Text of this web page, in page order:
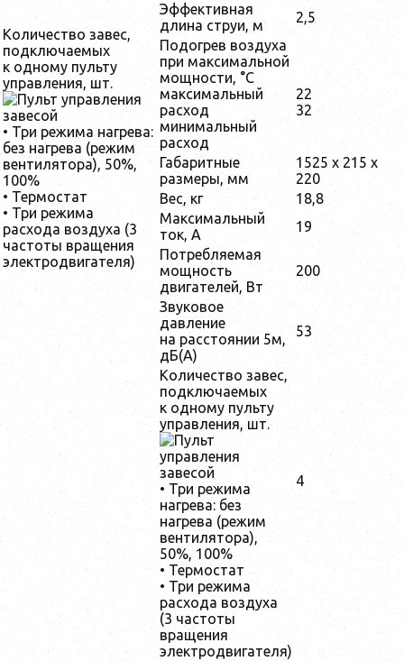
Количество завес,
подключаемых
к одному пульту
управления, шт.
• Три режима нагрева:
без нагрева (режим
вентилятора), 50%,
100%
• Термостат
• Три режима
расхода воздуха (3
частоты вращения
электродвигателя)
Эффективная
длина струи, м
2,5
Подогрев воздуха
при максимальной
мощности, °С
максимальный
расход
минимальный
расход
22
32
Габаритные
размеры, мм
1525 x 215 x
220
Вес, кг
18,8
Максимальный
ток, А
19
Потребляемая
мощность
двигателей, Вт
200
Звуковое
давление
на расстоянии 5м,
дБ(А)
53
Количество завес,
подключаемых
к одному пульту
управления, шт.
• Три режима
нагрева: без
нагрева (режим
вентилятора),
50%, 100%
• Термостат
• Три режима
расхода воздуха
(3 частоты
вращения
электродвигателя)
4